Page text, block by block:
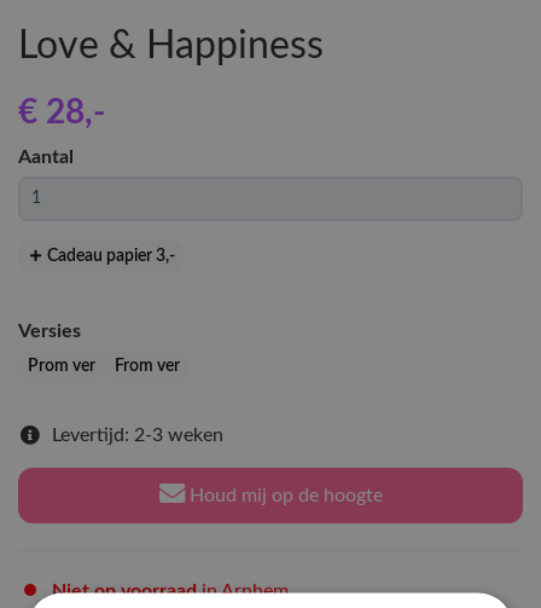
Love & Happiness
€ 28,-
Aantal
Cadeau papier 3,-
Versies
Prom ver From ver
Levertijd: 2-3 weken
Houd mij op de hoogte
Niet op voorraadin Arnhem